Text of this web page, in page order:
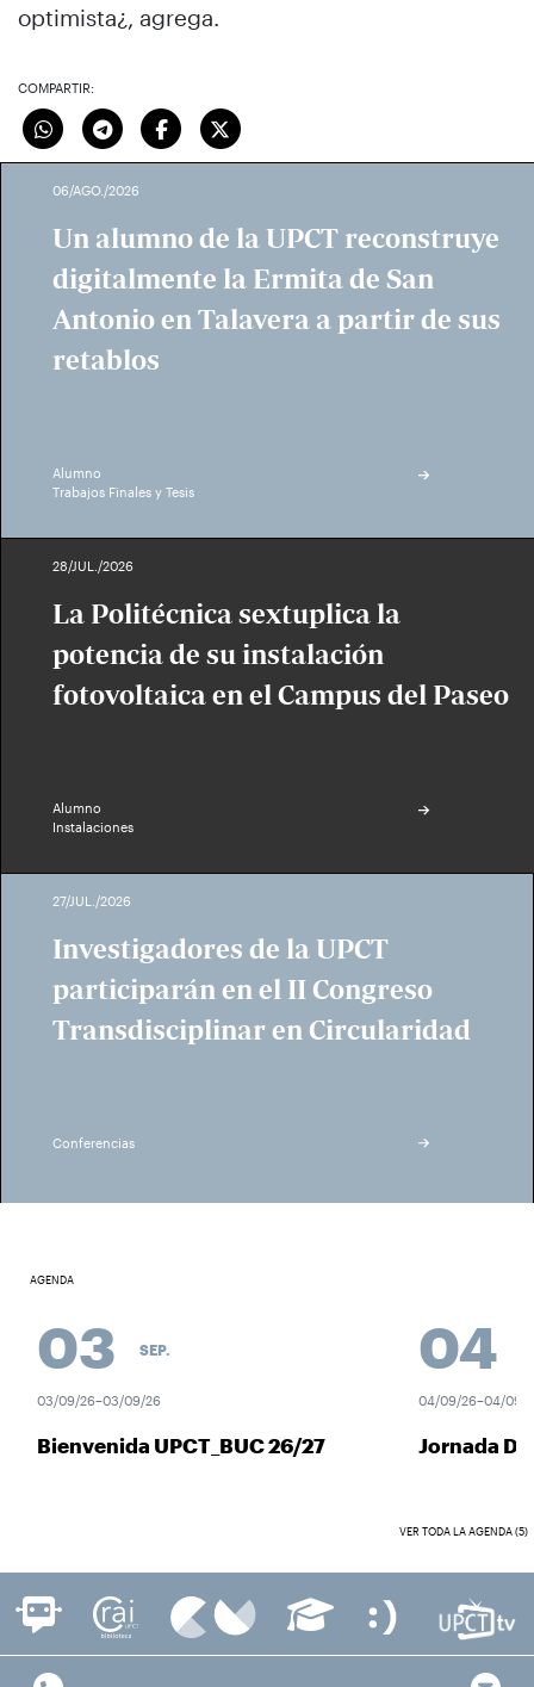
optimista¿, agrega.
COMPARTIR:
06/AGO./2026
Un alumno de la UPCT reconstruye
digitalmente la Ermita de San
Antonio en Talavera a partir de sus
retablos
Alumno
Trabajos Finales y Tesis
28/JUL./2026
La Politécnica sextuplica la
potencia de su instalación
fotovoltaica en el Campus del Paseo
Alumno
Instalaciones
27/JUL./2026
Investigadores de la UPCT
participarán en el II Congreso
Transdisciplinar en Circularidad
Conferencias
AGENDA
03 SEP.
03/09/26–03/09/26
Bienvenida UPCT_BUC 26/27
04
04/09/26–04/09/26
Jornada
VER TODA LA AGENDA (5)